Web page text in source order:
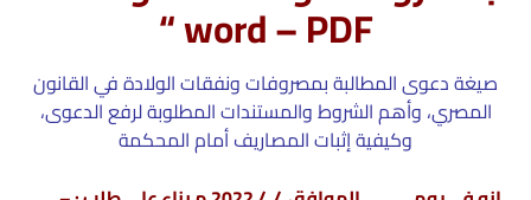
word – PDF “
صيغة دعوى المطالبة بمصروفات ونفقات الولادة في القانون
المصري، وأهم الشروط والمستندات المطلوبة لرفع الدعوى،
وكيفية إثبات المصاريف أمام المحكمة